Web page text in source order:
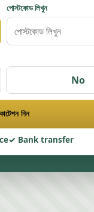
পোস্টকোড লিখুন
No
নিন
Bank transfer